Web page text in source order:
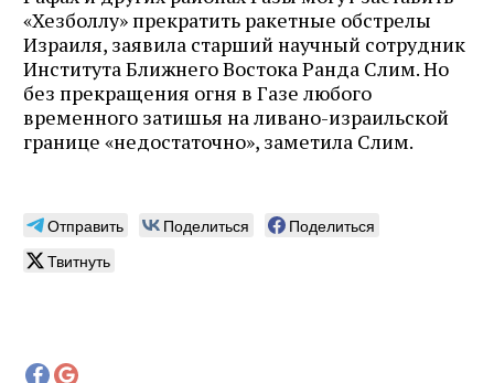
«Хезболлу» прекратить ракетные обстрелы
Израиля, заявила старший научный сотрудник
Института Ближнего Востока Ранда Слим. Но
без прекращения огня в Газе любого
временного затишья на ливано-израильской
границе «недостаточно», заметила Слим.
Отправить Поделиться
Поделиться
Твитнуть